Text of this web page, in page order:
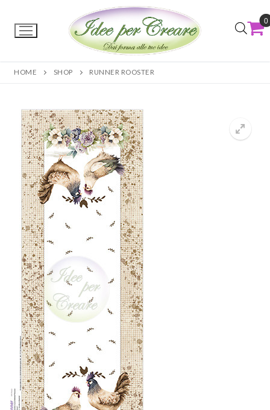
0
HOME SHOP RUNNER ROOSTER